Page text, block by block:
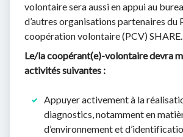
volontaire sera aussi en appui au
d’autres organisations partenaires du
coopération volontaire (PCV) SHARE.
Le/la coopérant(e)-volontaire devra
activités suivantes :
Appuyer activement à la
diagnostics, notamment en
d’environnement et